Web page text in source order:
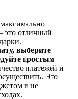
это отличный
выберите
простым
платежей и
Это
и не